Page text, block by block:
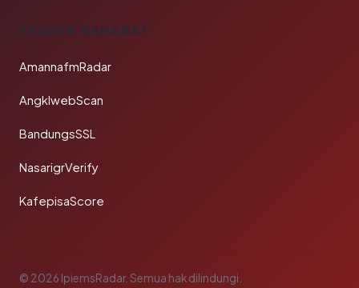
TAUTAN SAHABAT
AmannafmRadar
AngklwebScan
BandungsSSL
NasarigrVerify
KafepisaScore
© 2026 IpiemsRadar. Semua hak dilindungi.